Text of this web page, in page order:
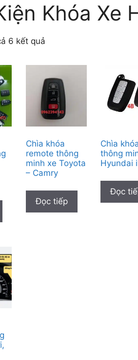
Khóa Xe
6 kết quả
Chìa khóa
remote thông
minh xe Toyota
– Camry
Đọc tiếp
Chìa
thông
Hyundai
Đọc